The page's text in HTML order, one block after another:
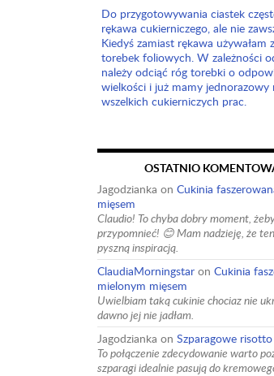
Do przygotowywania ciastek
rękawa cukierniczego, ale nie
Kiedyś zamiast rękawa używałam
torebek foliowych. W zależności
należy odciąć róg torebki o
wielkości i już mamy jednorazowy
wszelkich cukierniczych prac.
OSTATNIO
Jagodzianka on Cukinia
mięsem
Claudio! To chyba dobry moment,
przypomnieć! 😊 Mam nadzieję, że
pyszną inspiracją.
ClaudiaMorningstar on Cukinia
mielonym mięsem
Uwielbiam taką cukinie chociaz nie
dawno jej nie jadłam.
Jagodzianka on Szparagowe risotto
To połączenie zdecydowanie warto
szparagi idealnie pasują do